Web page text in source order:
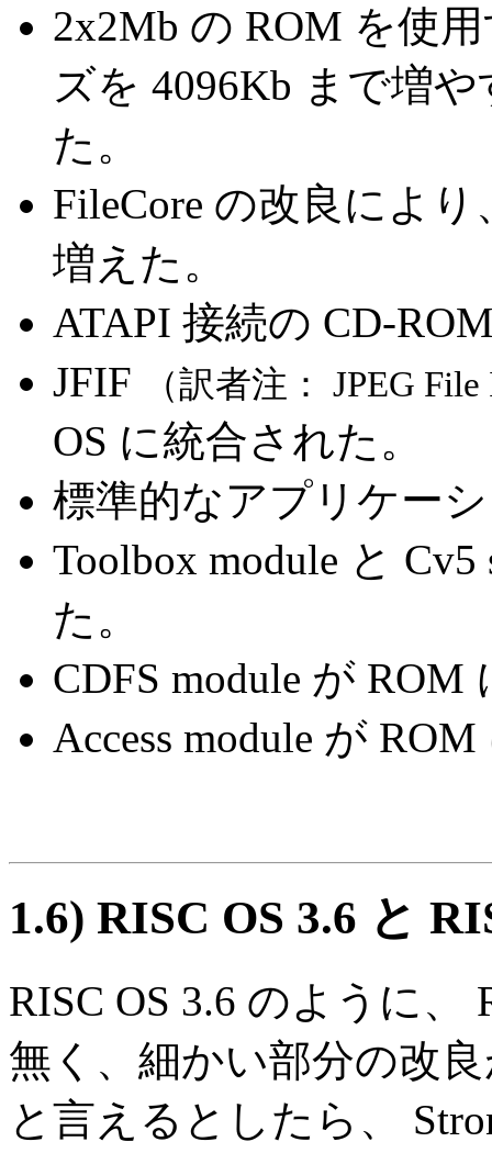
2x2Mb の ROM を使
ズを 4096Kb まで増
た。
FileCore の改良によ
増えた。
ATAPI 接続の CD-
JFIF
（訳者注： JPEG
OS に統合された。
標準的なアプリケー
Toolbox module と
た。
CDFS module が ROM
Access module が
1.6) RISC OS 3.6 と
RISC OS 3.6 のように、
無く、細かい部分の改
と言えるとしたら、